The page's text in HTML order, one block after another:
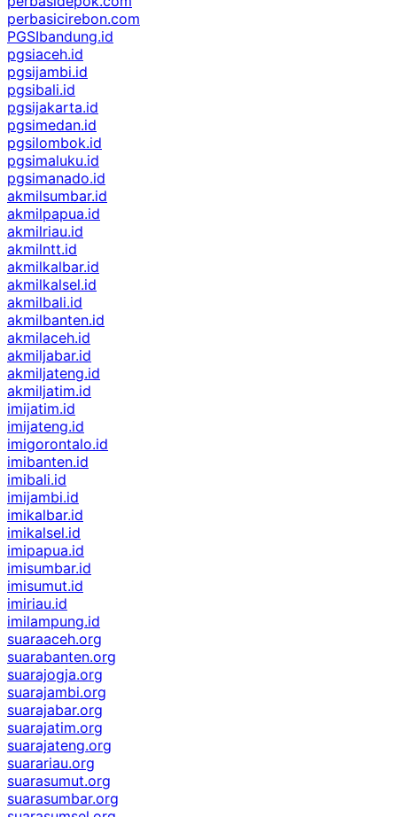
perbasicirebon.com
PGSIbandung.id
pgsiaceh.id
pgsijambi.id
pgsibali.id
pgsijakarta.id
pgsimedan.id
pgsilombok.id
pgsimaluku.id
pgsimanado.id
akmilsumbar.id
akmilpapua.id
akmilriau.id
akmilntt.id
akmilkalbar.id
akmilkalsel.id
akmilbali.id
akmilbanten.id
akmilaceh.id
akmiljabar.id
akmiljateng.id
akmiljatim.id
imijatim.id
imijateng.id
imigorontalo.id
imibanten.id
imibali.id
imijambi.id
imikalbar.id
imikalsel.id
imipapua.id
imisumbar.id
imisumut.id
imiriau.id
imilampung.id
suaraaceh.org
suarabanten.org
suarajogja.org
suarajambi.org
suarajabar.org
suarajatim.org
suarajateng.org
suarariau.org
suarasumut.org
suarasumbar.org